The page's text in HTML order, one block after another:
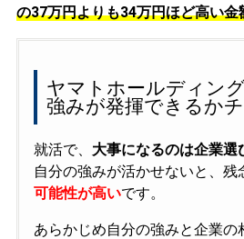
の37万円よりも34万円ほど高い金
ヤマトホールディン
強みが発揮できるか
就活で、 大事になるのは企業選
自分の強みが活かせないと、残
可能性が高いです。
あらかじめ自分の強みと企業の